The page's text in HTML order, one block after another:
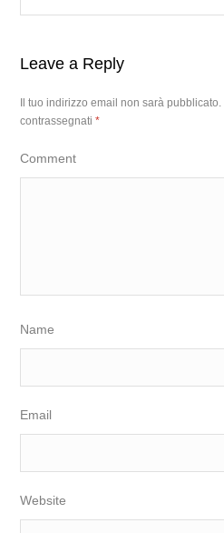
Leave a Reply
Il tuo indirizzo email non sarà pubblicato.
contrassegnati*
Comment
Name
Email
Website